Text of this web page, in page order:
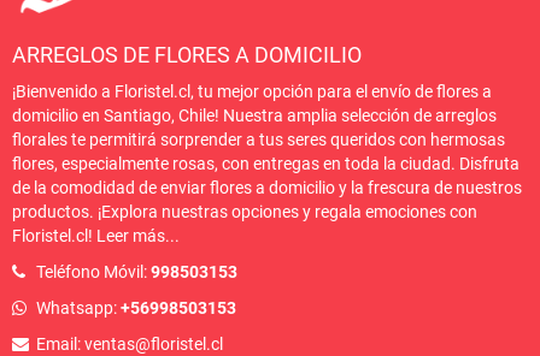
ARREGLOS DE FLORES A DOMICILIO
¡Bienvenido a Floristel.cl, tu mejor opción para el envío de flores a
domicilio en Santiago, Chile! Nuestra amplia selección de arreglos
florales te permitirá sorprender a tus seres queridos con hermosas
flores, especialmente rosas, con entregas en toda la ciudad. Disfruta
de la comodidad de enviar flores a domicilio y la frescura de nuestros
productos. ¡Explora nuestras opciones y regala emociones con
Floristel.cl! Leer más...
Teléfono Móvil:998503153
Whatsapp:+56998503153
Email: ventas@floristel.cl